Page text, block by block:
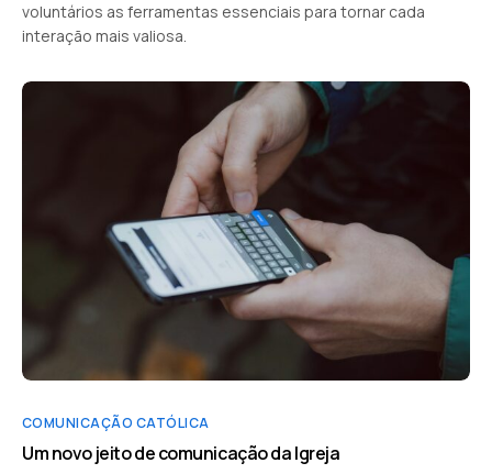
voluntários as ferramentas essenciais para tornar cada
interação mais valiosa.
COMUNICAÇÃO CATÓLICA
Um novo jeito de comunicação da Igreja